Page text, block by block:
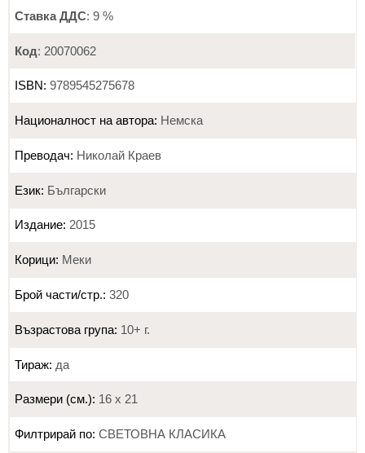
Ставка ДДС: 9 %
Код: 20070062
ISBN: 9789545275678
Националност на автора: Немска
Преводач: Николай Краев
Език: Български
Издание: 2015
Корици: Меки
Брой части/стр.: 320
Възрастова група: 10+ г.
Тираж: да
Размери (см.): 16 х 21
Филтрирай по: СВЕТОВНА КЛАСИКА